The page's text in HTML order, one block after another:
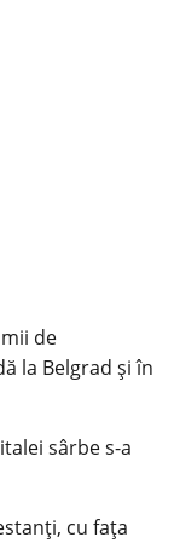
de
la Belgrad şi în
sârbe s-a
cu faţa